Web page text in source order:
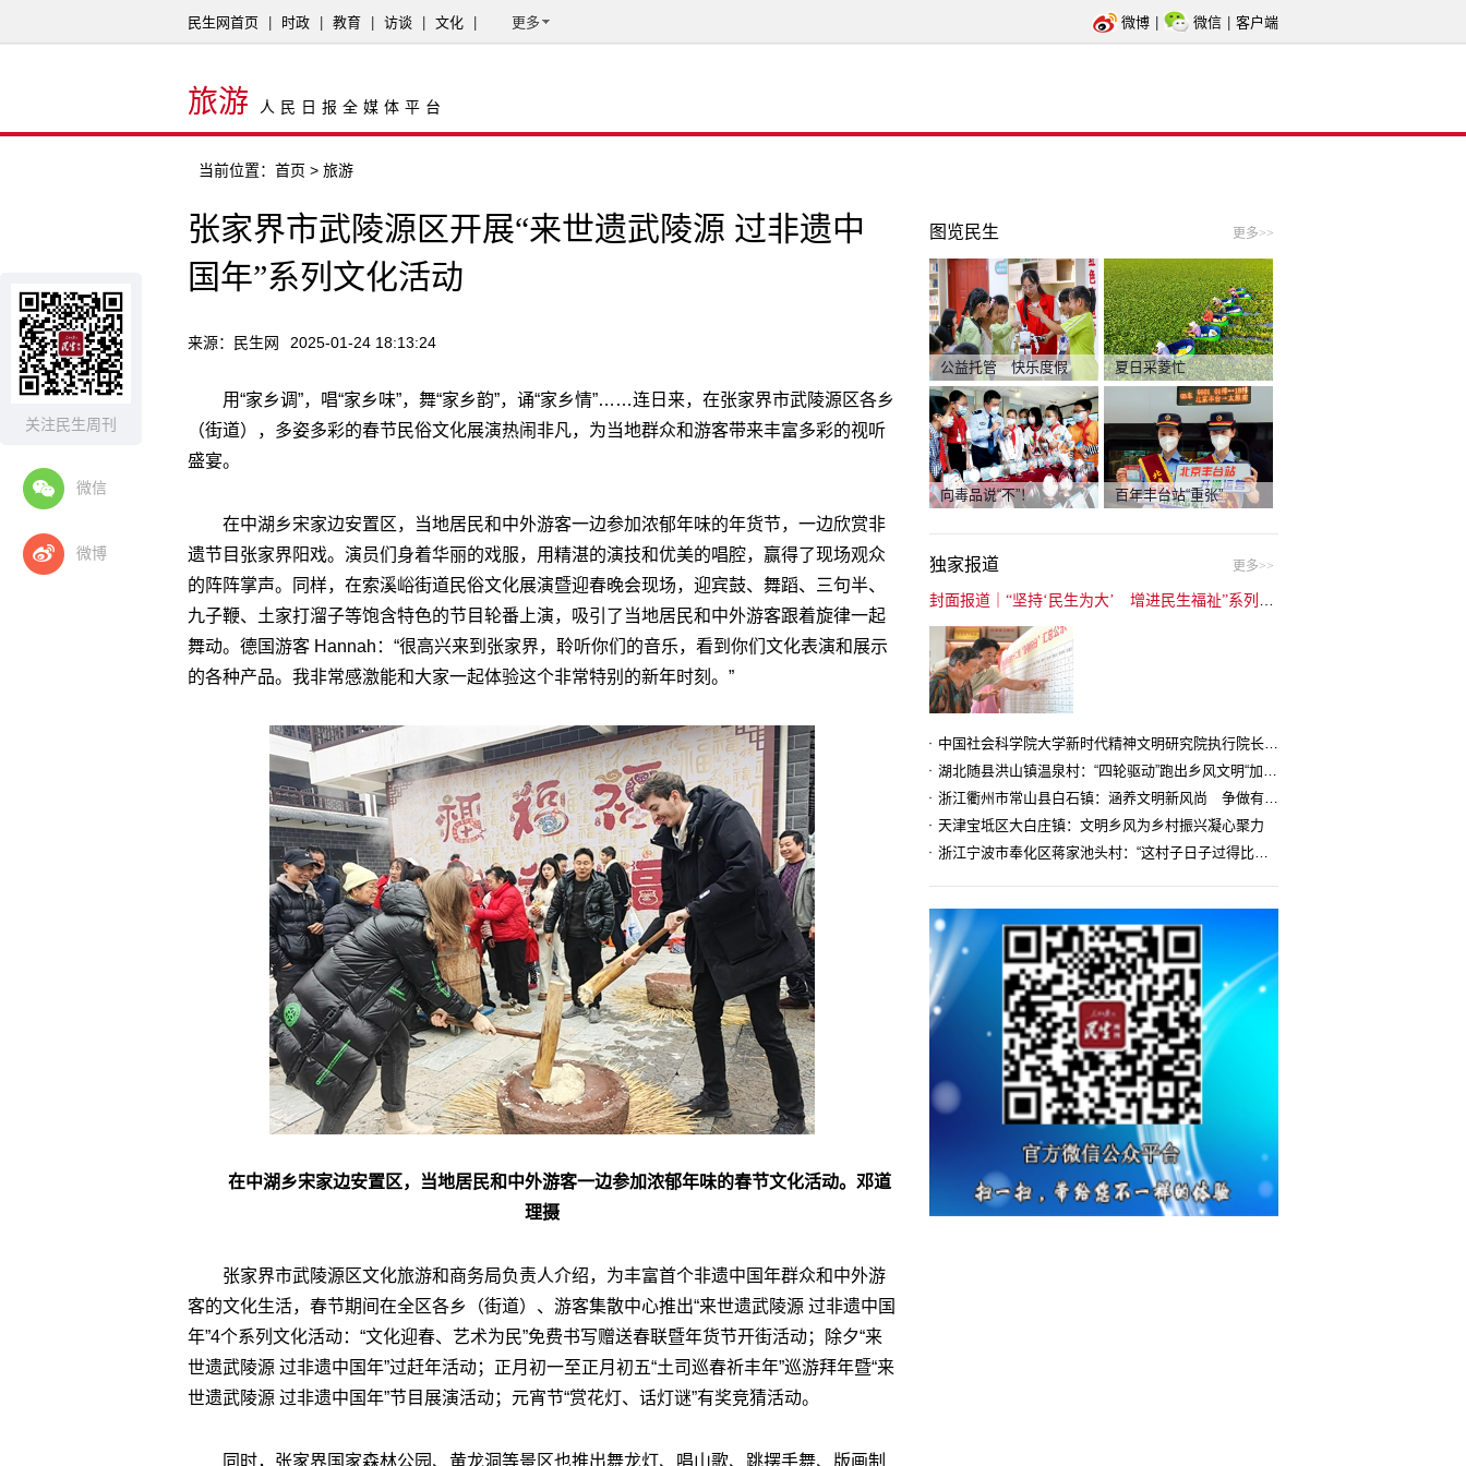
关注民生周刊
微信
微博
民生网首页 时政 教育 访谈 文化 更多 微博 微信 客户端
旅游 人民日报全媒体平台
当前位置： 首页 > 旅游
张家界市武陵源区开展“来世遗武陵源 过非遗中
国年”系列文化活动
来源：民生网 2025-01-24 18:13:24
用“家乡调”，唱“家乡味”，舞“家乡韵”，诵“家乡情”……连日来，在张家界市武陵源区各乡
（街道），多姿多彩的春节民俗文化展演热闹非凡，为当地群众和游客带来丰富多彩的视听
盛宴。
在中湖乡宋家边安置区，当地居民和中外游客一边参加浓郁年味的年货节，一边欣赏非
遗节目张家界阳戏。演员们身着华丽的戏服，用精湛的演技和优美的唱腔，赢得了现场观众
的阵阵掌声。同样，在索溪峪街道民俗文化展演暨迎春晚会现场，迎宾鼓、舞蹈、三句半、
九子鞭、土家打溜子等饱含特色的节目轮番上演，吸引了当地居民和中外游客跟着旋律一起
舞动。德国游客 Hannah：“很高兴来到张家界，聆听你们的音乐，看到你们文化表演和展示
的各种产品。我非常感激能和大家一起体验这个非常特别的新年时刻。”
在中湖乡宋家边安置区，当地居民和中外游客一边参加浓郁年味的春节文化活动。邓道
理摄
张家界市武陵源区文化旅游和商务局负责人介绍，为丰富首个非遗中国年群众和中外游
客的文化生活，春节期间在全区各乡（街道）、游客集散中心推出“来世遗武陵源 过非遗中国
年”4个系列文化活动：“文化迎春、艺术为民”免费书写赠送春联暨年货节开街活动；除夕“来
世遗武陵源 过非遗中国年”过赶年活动；正月初一至正月初五“土司巡春祈丰年”巡游拜年暨“来
世遗武陵源 过非遗中国年”节目展演活动；元宵节“赏花灯、话灯谜”有奖竞猜活动。
同时，张家界国家森林公园、黄龙洞等景区也推出舞龙灯、唱山歌、跳摆手舞、版画制
图览民生 更多>>
公益托管 快乐度假 夏日采菱忙
向毒品说“不”！ 百年丰台站“重张”
独家报道 更多>>
中国社会科学院大学新时代精神文明研究院执行院长王维国：文明村镇创建为乡村注入持久发展动力
湖北随县洪山镇温泉村：“四轮驱动”跑出乡风文明“加速度”
浙江衢州市常山县白石镇：涵养文明新风尚 争做有礼白石人
天津宝坻区大白庄镇：文明乡风为乡村振兴凝心聚力
浙江宁波市奉化区蒋家池头村：“这村子日子过得比城里还舒心”